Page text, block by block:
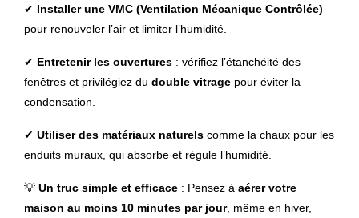
✔ Installer une VMC (Ventilation Mécanique Contrôlée)
pour renouveler l’air et limiter l’humidité.
✔ Entretenir les ouvertures : vérifiez l’étanchéité des
fenêtres et privilégiez du double vitrage pour éviter la
condensation.
✔ Utiliser des matériaux naturels comme la chaux pour les
enduits muraux, qui absorbe et régule l’humidité.
💡 Un truc simple et efficace : Pensez à aérer votre
maison au moins 10 minutes par jour, même en hiver,